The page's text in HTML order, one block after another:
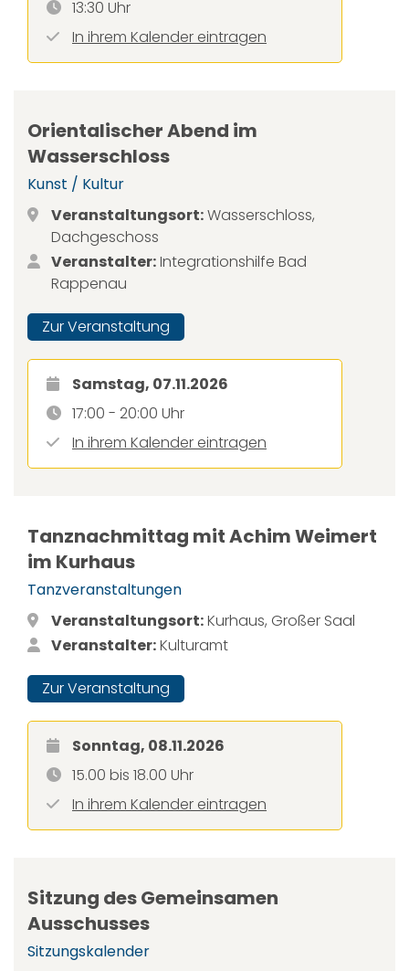
13:30 Uhr
In ihrem Kalender eintragen
Orientalischer Abend im
Wasserschloss
Kunst / Kultur
Veranstaltungsort:Wasserschloss,
Dachgeschoss
Veranstalter:Integrationshilfe Bad
Rappenau
Zur Veranstaltung
Samstag, 07.11.2026
17:00 - 20:00 Uhr
In ihrem Kalender eintragen
Tanznachmittag mit Achim Weimert
im Kurhaus
Tanzveranstaltungen
Veranstaltungsort:Kurhaus, Großer Saal
Veranstalter:Kulturamt
Zur Veranstaltung
Sonntag, 08.11.2026
15.00 bis 18.00 Uhr
In ihrem Kalender eintragen
Sitzung des Gemeinsamen
Ausschusses
Sitzungskalender